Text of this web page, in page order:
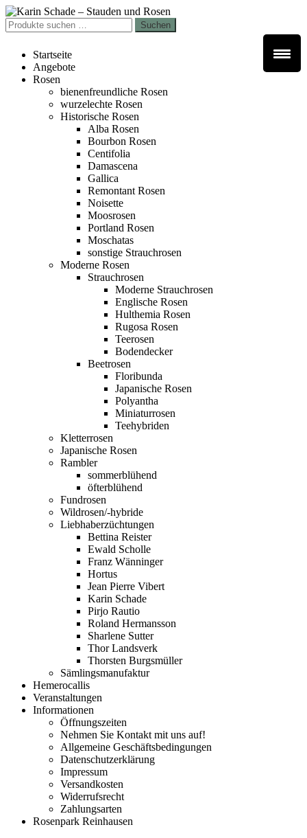
Zur
Navigation
springen
Zum
Inhalt
springen
Suchen
nach:
Suchen
Startseite
Angebote
Rosen
bienenfreundliche Rosen
wurzelechte Rosen
Historische Rosen
Alba Rosen
Bourbon Rosen
Centifolia
Damascena
Gallica
Remontant Rosen
Noisette
Moosrosen
Portland Rosen
Moschatas
sonstige Strauchrosen
Moderne Rosen
Strauchrosen
Moderne Strauchrosen
Englische Rosen
Hulthemia Rosen
Rugosa Rosen
Teerosen
Bodendecker
Beetrosen
Floribunda
Japanische Rosen
Polyantha
Miniaturrosen
Teehybriden
Kletterrosen
Japanische Rosen
Rambler
sommerblühend
öfterblühend
Fundrosen
Wildrosen/-hybride
Liebhaberzüchtungen
Bettina Reister
Ewald Scholle
Franz Wänninger
Hortus
Jean Pierre Vibert
Karin Schade
Pirjo Rautio
Roland Hermansson
Sharlene Sutter
Thor Landsverk
Thorsten Burgsmüller
Sämlingsmanufaktur
Hemerocallis
Veranstaltungen
Informationen
Öffnungszeiten
Nehmen Sie Kontakt mit uns auf!
Allgemeine Geschäftsbedingungen
Datenschutzerklärung
Impressum
Versandkosten
Widerrufsrecht
Zahlungsarten
Rosenpark Reinhausen